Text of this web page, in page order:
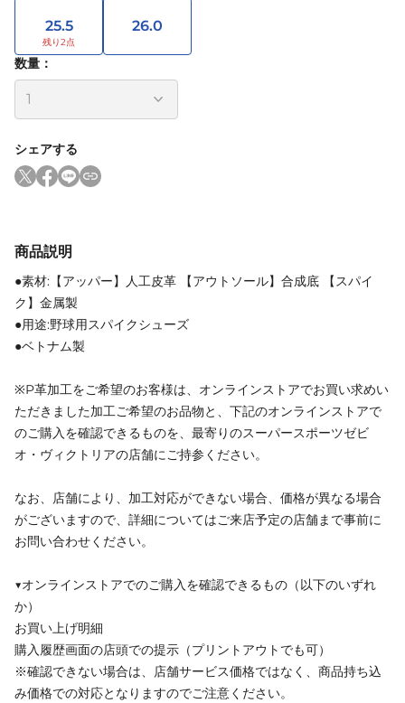
25.5 26.0
数量：
シェアする
商品説明
●素材:【アッパー】人工皮革 【アウトソール】合成底 【スパイ
ク】金属製
●用途:野球用スパイクシューズ
●ベトナム製
※P革加工をご希望のお客様は、オンラインストアでお買い求めい
ただきました加工ご希望のお品物と、下記のオンラインストアで
のご購入を確認できるものを、最寄りのスーパースポーツゼビ
オ・ヴィクトリアの店舗にご持参ください。
なお、店舗により、加工対応ができない場合、価格が異なる場合
がございますので、詳細についてはご来店予定の店舗まで事前に
お問い合わせください。
▼オンラインストアでのご購入を確認できるもの（以下のいずれ
か）
お買い上げ明細
購入履歴画面の店頭での提示（プリントアウトでも可）
※確認できない場合は、店舗サービス価格ではなく、商品持ち込
み価格での対応となりますのでご注意ください。